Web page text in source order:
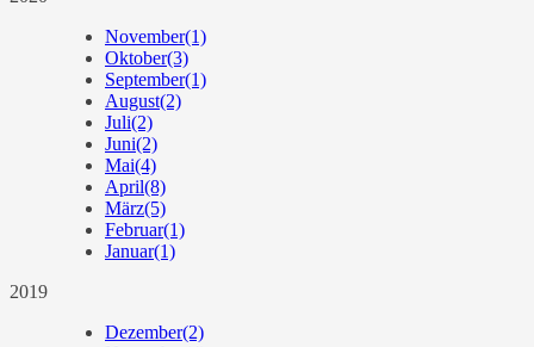
November(1)
Oktober(3)
September(1)
August(2)
Juli(2)
Juni(2)
Mai(4)
April(8)
März(5)
Februar(1)
Januar(1)
2019
Dezember(2)